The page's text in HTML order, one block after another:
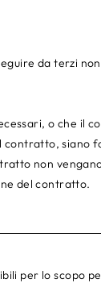
da terzi
o che il
contratto, siano
non
del contratto.
per lo scopo